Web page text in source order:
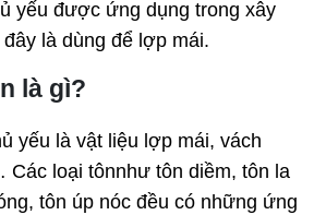
yếu được ứng dụng trong xây
là dùng để lợp mái.
là gì?
yếu là vật liệu lợp mái, vách
Các loại tônnhư tôn diềm, tôn la
tôn úp nóc đều có những ứng